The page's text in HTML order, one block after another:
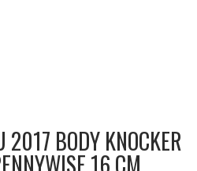
BODY KNOCKER
16 CM